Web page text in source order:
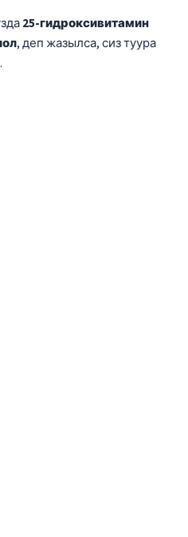
25-гидроксивитамин
, деп жазылса, сиз туура